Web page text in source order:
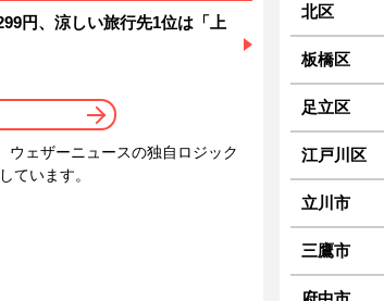
円、涼しい旅行先1位は「上
ウェザーニュースの独自ロジック
ています。
北区
板橋区
足立区
江戸川区
立川市
三鷹市